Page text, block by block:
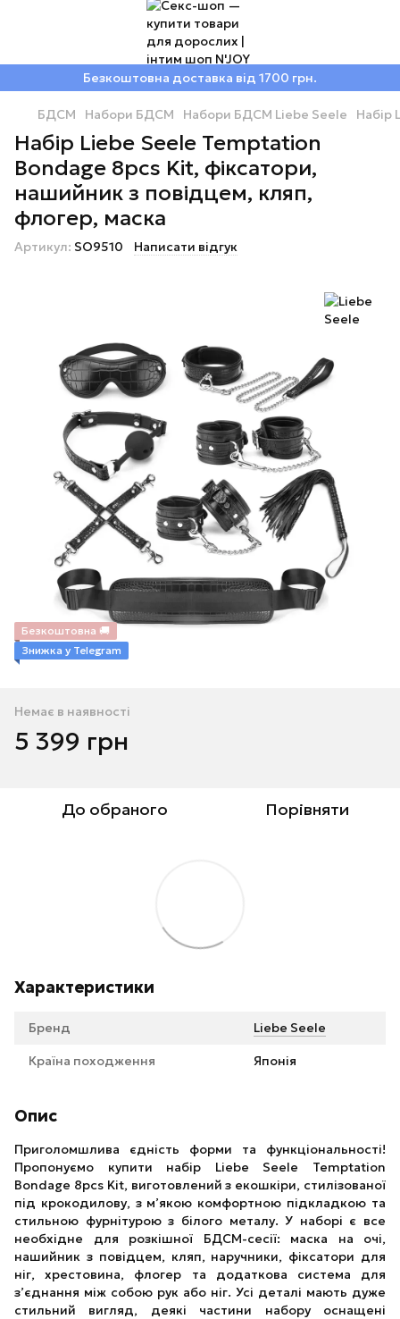
Безкоштовна доставка від 1700 грн.
БДСМ Набори БДСМ Набори БДСМ Liebe Seele Набір
Набір Liebe Seele Temptation
Bondage 8pcs Kit, фіксатори,
нашийник з повідцем, кляп,
флогер, маска
Артикул: SO9510 Написати відгук
Безкоштовна 🚚
Знижка у Telegram
Немає в наявності
5 399 грн
До обраного Порівняти
Характеристики
Бренд Liebe Seele
Країна походження Японія
Опис
Приголомшлива єдність форми та функціональності!
Пропонуємо купити набір Liebe Seele Temptation
Bondage 8pcs Kit, виготовлений з екошкіри, стилізованої
під крокодилову, з м’якою комфортною підкладкою та
стильною фурнітурою з білого металу. У наборі є все
необхідне для розкішної БДСМ-сесії: маска на очі,
нашийник з повідцем, кляп, наручники, фіксатори для
ніг, хрестовина, флогер та додаткова система для
з’єднання між собою рук або ніг. Усі деталі мають дуже
стильний вигляд, деякі частини набору оснащені